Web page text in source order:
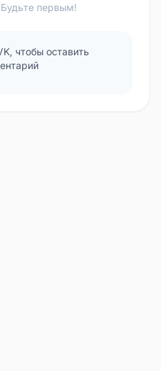
первым!
чтобы оставить